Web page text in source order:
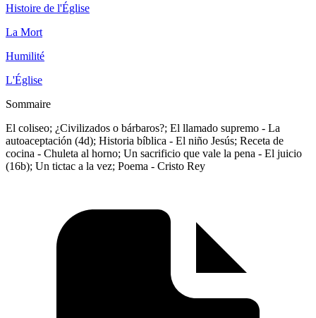
Histoire de l'Église
La Mort
Humilité
L'Église
Sommaire
El coliseo; ¿Civilizados o bárbaros?; El llamado supremo - La
autoaceptación (4d); Historia bíblica - El niño Jesús; Receta de
cocina - Chuleta al horno; Un sacrificio que vale la pena - El juicio
(16b); Un tictac a la vez; Poema - Cristo Rey